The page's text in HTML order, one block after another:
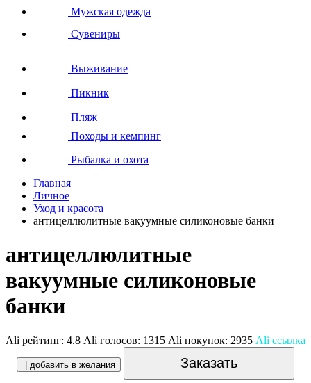
Мужская одежда
Сувениры
Выживание
Пикник
Пляж
Походы и кемпинг
Рыбалка и охота
Главная
Личное
Уход и красота
антицеллюлитные вакуумные силиконовые банки
антицеллюлитные
вакуумные силиконовые
банки
Ali рейтинг: 4.8 Ali голосов: 1315 Ali покупок: 2935 Ali ссылка
| добавить в желания Заказать